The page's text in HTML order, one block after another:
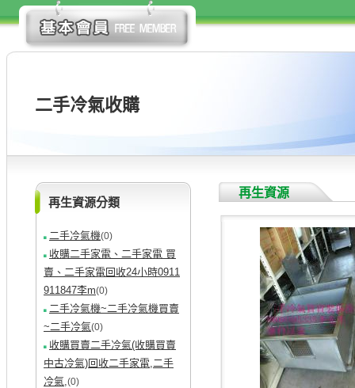
二手冷氣收購
再生資源分類
二手冷氣機(0)
收購二手家電、二手家電 買
賣、二手家電回收24小時0911
911847李m(0)
二手冷氣機~二手冷氣機買賣
~二手冷氣(0)
收購買賣二手冷氣(收購買賣
中古冷氣)回收二手家電,二手
冷氣,(0)
再生資源